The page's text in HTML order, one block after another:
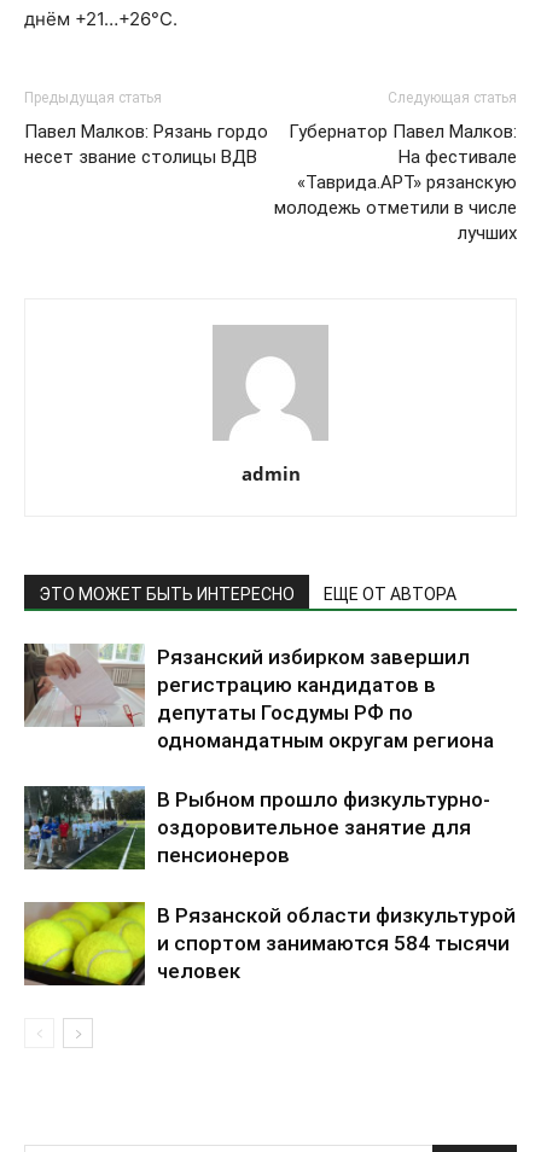
днём +21…+26°С.
Предыдущая статья
Павел Малков: Рязань гордо
несет звание столицы ВДВ
Следующая статья
Губернатор Павел Малков:
На фестивале
«Таврида.АРТ» рязанскую
молодежь отметили в числе
лучших
admin
ЭТО МОЖЕТ БЫТЬ ИНТЕРЕСНО ЕЩЕ ОТ АВТОРА
Рязанский избирком завершил
регистрацию кандидатов в
депутаты Госдумы РФ по
одномандатным округам региона
В Рыбном прошло физкультурно-
оздоровительное занятие для
пенсионеров
В Рязанской области физкультурой
и спортом занимаются 584 тысячи
человек